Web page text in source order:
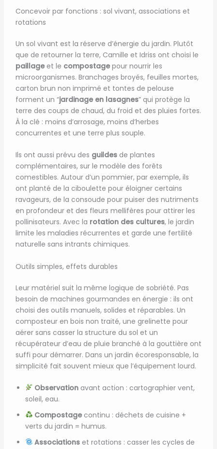
Concevoir par fonctions : sol vivant, associations et
rotations
Un sol vivant est la réserve d’énergie du jardin. Plutôt
que de retourner la terre, Camille et Idriss ont choisi le
paillageet le compostagepour nourrir les
microorganismes. Branchages broyés, feuilles mortes,
carton brun non imprimé et tontes de pelouse
forment un “jardinage en lasagnes” qui protège la
terre des coups de chaud, du froid et des pluies fortes.
À la clé : moins d’arrosage, moins d’herbes
concurrentes et une terre plus souple.
Ils ont aussi prévu des guildesde plantes
complémentaires, sur le modèle des forêts
comestibles. Autour d’un pommier, par exemple, ils
ont planté de la ciboulette pour éloigner certains
ravageurs, de la consoude pour puiser des nutriments
en profondeur et des fleurs mellifères pour attirer les
pollinisateurs. Avec la rotation des cultures, le jardin
limite les maladies récurrentes et garde une fertilité
naturelle sans intrants chimiques.
Outils simples, effets durables
Leur matériel suit la même logique de sobriété. Pas
besoin de machines gourmandes en énergie : ils ont
choisi des outils manuels, solides et réparables. Un
composteur en bois non traité, une grelinette pour
aérer sans casser la structure du sol et un
récupérateur d’eau de pluie branché à la gouttière ont
suffi pour démarrer. Dans un jardin écoresponsable, la
simplicité fait souvent mieux que l’équipement lourd.
Observation avant action : cartographier vent,
soleil, eau.
Compostage continu : déchets de cuisine +
verts du jardin = humus.
Associations et rotations : casser les cycles de